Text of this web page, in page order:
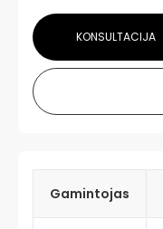
KONSULTACIJA
Gamintojas